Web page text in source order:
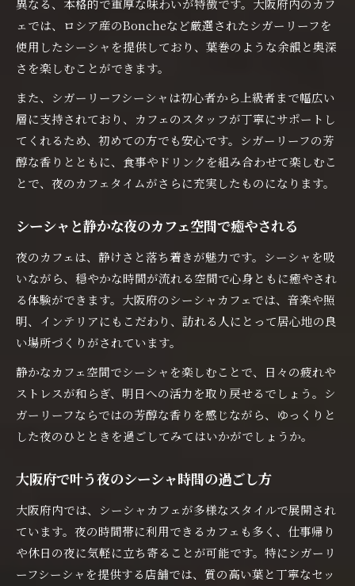
異なる、本格的で重厚な味わいが特徴です。大阪府内のカフ
ェでは、ロシア産のBoncheなど厳選されたシガーリーフを
使用したシーシャを提供しており、葉巻のような余韻と奥深
さを楽しむことができます。
また、シガーリーフシーシャは初心者から上級者まで幅広い
層に支持されており、カフェのスタッフが丁寧にサポートし
てくれるため、初めての方でも安心です。シガーリーフの芳
醇な香りとともに、食事やドリンクを組み合わせて楽しむこ
とで、夜のカフェタイムがさらに充実したものになります。
シーシャと静かな夜のカフェ空間で癒やされる
夜のカフェは、静けさと落ち着きが魅力です。シーシャを吸
いながら、穏やかな時間が流れる空間で心身ともに癒やされ
る体験ができます。大阪府のシーシャカフェでは、音楽や照
明、インテリアにもこだわり、訪れる人にとって居心地の良
い場所づくりがされています。
静かなカフェ空間でシーシャを楽しむことで、日々の疲れや
ストレスが和らぎ、明日への活力を取り戻せるでしょう。シ
ガーリーフならではの芳醇な香りを感じながら、ゆっくりと
した夜のひとときを過ごしてみてはいかがでしょうか。
大阪府で叶う夜のシーシャ時間の過ごし方
大阪府内では、シーシャカフェが多様なスタイルで展開され
ています。夜の時間帯に利用できるカフェも多く、仕事帰り
や休日の夜に気軽に立ち寄ることが可能です。特にシガーリ
ーフシーシャを提供する店舗では、質の高い葉と丁寧なセッ